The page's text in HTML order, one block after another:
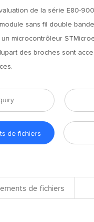
de la série E80-
sans fil double
un microcontrôleur
des broches sont
de fichiers
de fichiers